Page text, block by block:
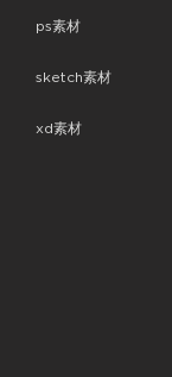
ps素材
sketch素材
xd素材